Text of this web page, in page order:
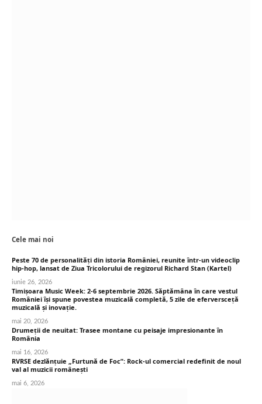
Cele mai noi
Peste 70 de personalități din istoria României, reunite într-un videoclip
hip-hop, lansat de Ziua Tricolorului de regizorul Richard Stan (Kartel)
iunie 26, 2026
Timișoara Music Week: 2-6 septembrie 2026. Săptămâna în care vestul
României își spune povestea muzicală completă, 5 zile de eferversceță
muzicală și inovație.
mai 20, 2026
Drumeții de neuitat: Trasee montane cu peisaje impresionante în
România
mai 16, 2026
RVRSE dezlănțuie „Furtună de Foc”: Rock-ul comercial redefinit de noul
val al muzicii românești
mai 6, 2026